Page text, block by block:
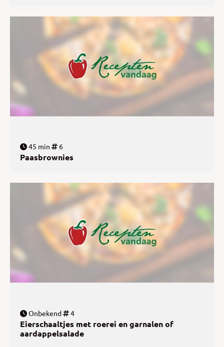
45 min 6
Paasbrownies
Onbekend 4
Eierschaaltjes met roerei en garnalen of
aardappelsalade